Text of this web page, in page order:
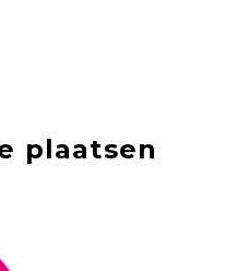
plaatsen